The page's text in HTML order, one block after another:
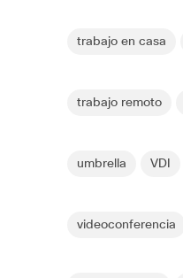
trabajo en casa
trabajo remoto
umbrella VDI
videoconferencia